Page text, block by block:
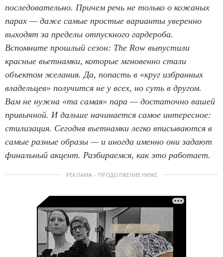
последовательно. Причем речь не только о кожаных
парах — даже самые простые варианты уверенно
выходят за пределы отпускного гардероба.
Вспомните прошлый сезон: The Row выпустили
красные вьетнамки, которые мгновенно стали
объектом желания. Да, попасть в «круг избранных
владельцев» получится не у всех, но суть в другом.
Вам не нужна «та самая» пара — достаточно вашей
привычной. И дальше начинается самое интересное:
стилизация. Сегодня вьетнамки легко вписываются в
самые разные образы — и иногда именно они задают
финальный акцент. Разбираемся, как это работает.
РЕКЛАМА – ПРОДОЛЖЕНИЕ НИЖЕ